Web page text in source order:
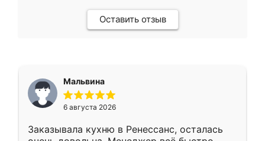
Оставить отзыв
Мальвина
6 августа 2026
Заказывала кухню в Ренессанс, осталась